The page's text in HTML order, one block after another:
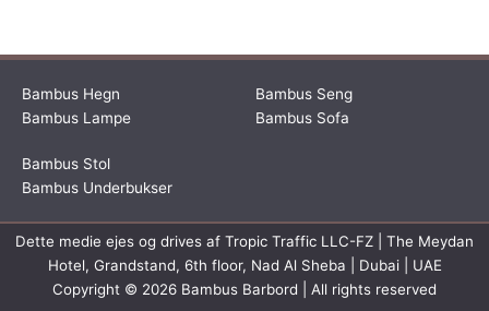
Bambus Hegn
Bambus Lampe
Bambus Seng
Bambus Sofa
Bambus Stol
Bambus Underbukser
Dette medie ejes og drives af Tropic Traffic LLC-FZ | The Meydan
Hotel, Grandstand, 6th floor, Nad Al Sheba | Dubai | UAE
Copyright © 2026 Bambus Barbord | All rights reserved